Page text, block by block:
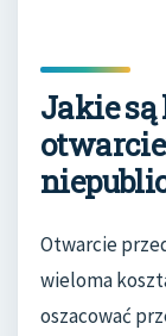
Jakie
Otwarcie
wieloma
oszacować